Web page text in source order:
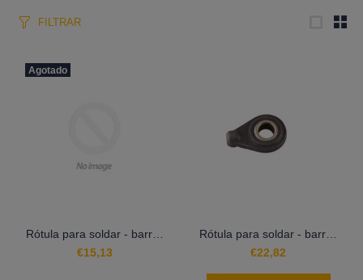
FILTRAR
Agotado
€15,13
€22,82